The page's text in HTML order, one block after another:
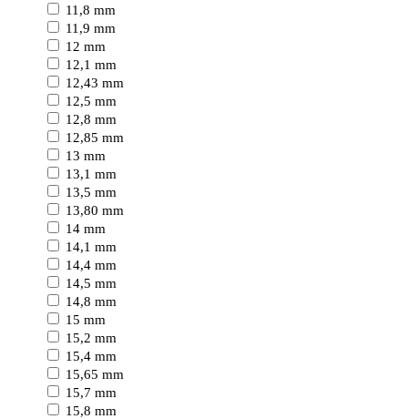
11,8 mm
11,9 mm
12 mm
12,1 mm
12,43 mm
12,5 mm
12,8 mm
12,85 mm
13 mm
13,1 mm
13,5 mm
13,80 mm
14 mm
14,1 mm
14,4 mm
14,5 mm
14,8 mm
15 mm
15,2 mm
15,4 mm
15,65 mm
15,7 mm
15,8 mm